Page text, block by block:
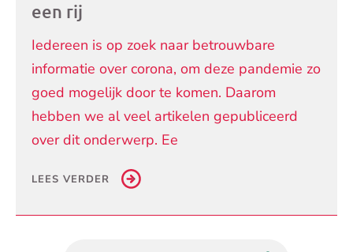
een rij
Iedereen is op zoek naar betrouwbare
informatie over corona, om deze pandemie zo
goed mogelijk door te komen. Daarom
hebben we al veel artikelen gepubliceerd
over dit onderwerp. Ee
LEES VERDER